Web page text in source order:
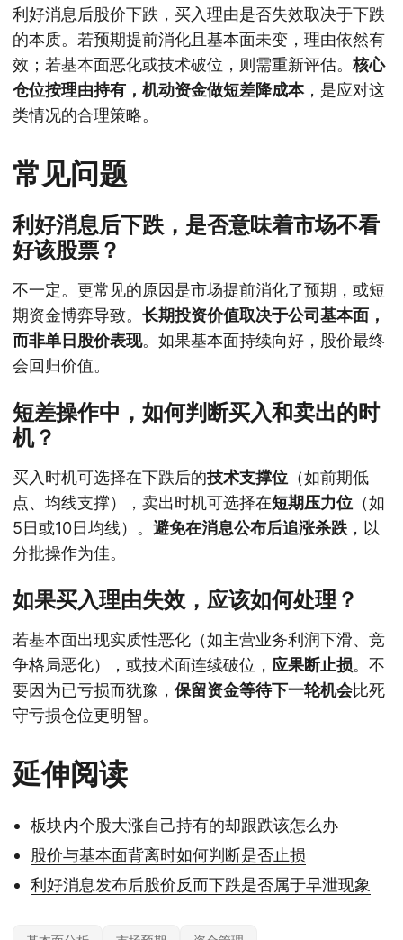
利好消息后股价下跌，买入理由是否失效取决于下跌
的本质。若预期提前消化且基本面未变，理由依然有
效；若基本面恶化或技术破位，则需重新评估。核心
仓位按理由持有，机动资金做短差降成本，是应对这
类情况的合理策略。
常见问题
利好消息后下跌，是否意味着市场不看
好该股票？
不一定。更常见的原因是市场提前消化了预期，或短
期资金博弈导致。 长期投资价值取决于公司基本面，
而非单日股价表现。如果基本面持续向好，股价最终
会回归价值。
短差操作中，如何判断买入和卖出的时
机？
买入时机可选择在下跌后的技术支撑位 （如前期低
点、均线支撑），卖出时机可选择在短期压力位 （如
5日或10日均线）。 避免在消息公布后追涨杀跌 ，以
分批操作为佳。
如果买入理由失效，应该如何处理？
若基本面出现实质性恶化（如主营业务利润下滑、竞
争格局恶化），或技术面连续破位， 应果断止损。不
要因为已亏损而犹豫， 保留资金等待下一轮机会比死
守亏损仓位更明智。
延伸阅读
板块内个股大涨自己持有的却跟跌该怎么办
股价与基本面背离时如何判断是否止损
利好消息发布后股价反而下跌是否属于早泄现象